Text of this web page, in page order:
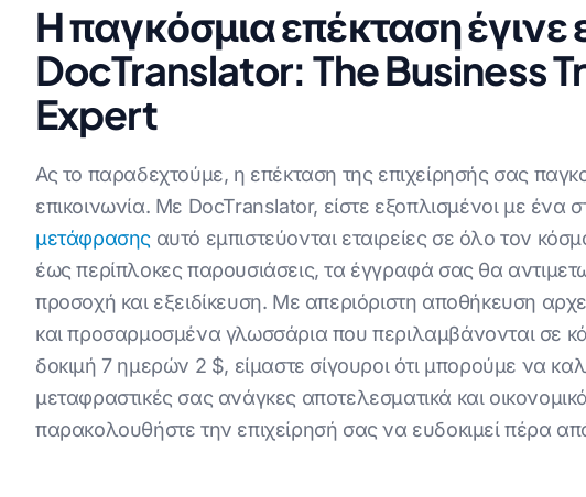
Η παγκόσμια επέκταση έγινε
DocTranslator: The Business
Expert
Ας το παραδεχτούμε, η επέκταση της επιχείρησής σας
επικοινωνία. Με DocTranslator, είστε εξοπλισμένοι με ένα
μετάφρασης αυτό εμπιστεύονται εταιρείες σε όλο τον
έως περίπλοκες παρουσιάσεις, τα έγγραφά σας θα
προσοχή και εξειδίκευση. Με απεριόριστη αποθήκευση
και προσαρμοσμένα γλωσσάρια που περιλαμβάνονται σε
δοκιμή 7 ημερών 2 $, είμαστε σίγουροι ότι μπορούμε να
μεταφραστικές σας ανάγκες αποτελεσματικά και
παρακολουθήστε την επιχείρησή σας να ευδοκιμεί πέρα